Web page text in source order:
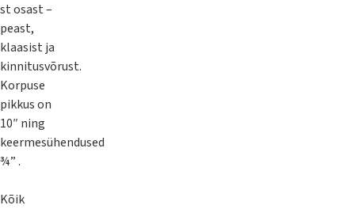
st osast –
peast,
klaasist ja
kinnitusvõrust.
Korpuse
pikkus on
10″ ning
keermesühendused
¾” .
Kõik